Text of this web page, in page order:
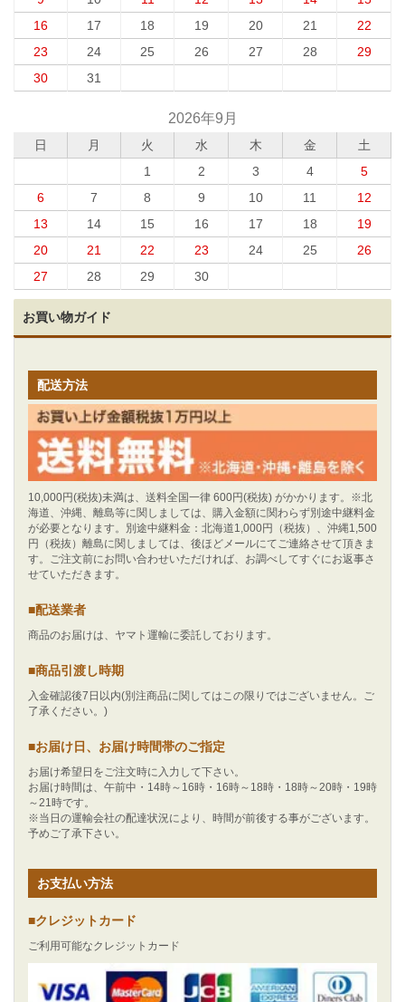
16
17 18 19 20 21
22
23
24 25 26 27 28
29
30
31
2026年9月
日 月 火 水 木 金
土
1
2 3 4
5
6
7 8 9 10 11
12
13
14 15 16 17 18
19
20
21 22 23 24 25
26
27
28 29 30
お買い物ガイド
配送方法
10,000円(税抜)未満は、送料全国一律 600円(税抜) がかかります。※北
海道、沖縄、離島等に関しましては、購入金額に関わらず別途中継料金
が必要となります。別途中継料金：北海道1,000円（税抜）、沖縄1,500
円（税抜）離島に関しましては、後ほどメールにてご連絡させて頂きま
す。ご注文前にお問い合わせいただければ、お調べしてすぐにお返事さ
せていただきます。
■配送業者
商品のお届けは、ヤマト運輸に委託しております。
■商品引渡し時期
入金確認後7日以内(別注商品に関してはこの限りではございません。ご
了承ください。)
■お届け日、お届け時間帯のご指定
お届け希望日をご注文時に入力して下さい。
お届け時間は、午前中・14時～16時・16時～18時・18時～20時・19時
～21時です。
※当日の運輸会社の配達状況により、時間が前後する事がございます。
予めご了承下さい。
お支払い方法
■クレジットカード
ご利用可能なクレジットカード